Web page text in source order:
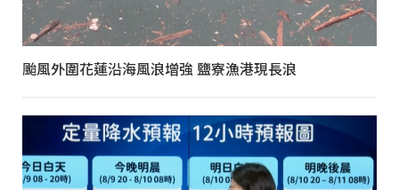
颱風外圍花蓮沿海風浪增強 鹽寮漁港現長浪